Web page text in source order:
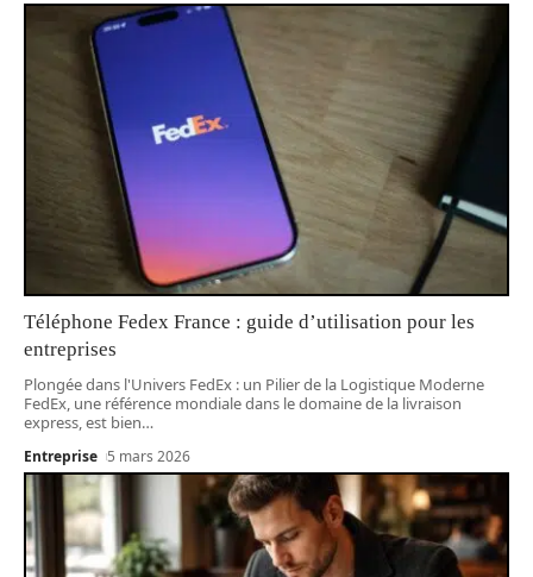
Téléphone Fedex France : guide d’utilisation pour les
entreprises
Plongée dans l'Univers FedEx : un Pilier de la Logistique Moderne
FedEx, une référence mondiale dans le domaine de la livraison
express, est bien…
Entreprise 5 mars 2026